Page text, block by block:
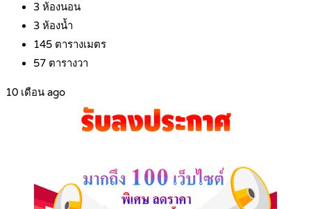
3 ห้องนอน
3 ห้องน้ำ
145 ตารางเมตร
57 ตารางวา
10 เดือน ago